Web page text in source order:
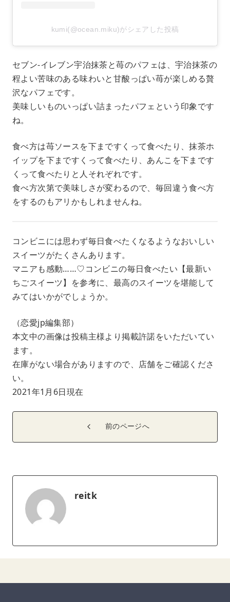
kumi(@ocean.miku)がシェアした投稿
セブン-イレブン宇治抹茶と苺のパフェは、宇治抹茶の
程よい苦味のある味わいと甘酸っぱい苺が楽しめる贅
沢なパフェです。
美味しいものいっぱい詰まったパフェという印象です
ね。
食べ方は苺ソースを下まですくって食べたり、抹茶ホ
イップを下まですくって食べたり、あんこを下まです
くって食べたりと人それぞれです。
食べ方次第で美味しさが変わるので、毎回違う食べ方
をするのもアリかもしれませんね。
コンビニには思わず毎日食べたくなるようなおいしい
スイーツがたくさんあります。
マニアも感動……♡コンビニの毎日食べたい【最新い
ちごスイーツ】を参考に、最高のスイーツを堪能して
みてはいかがでしょうか。
（恋愛jp編集部）
本文中の画像は投稿主様より掲載許諾をいただいてい
ます。
在庫がない場合がありますので、店舗をご確認くださ
い。
2021年1月6日現在
前のページへ
reitk